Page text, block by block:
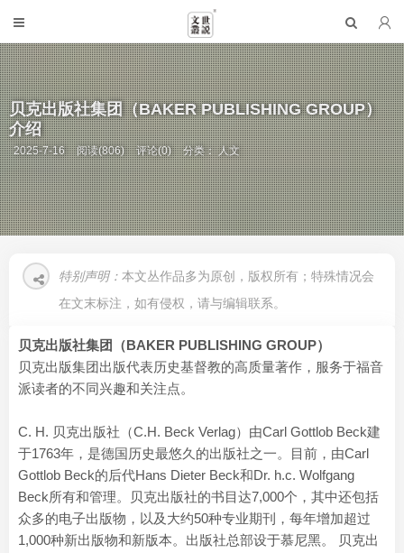
贝克出版社集团（BAKER PUBLISHING GROUP）
介绍
2025-7-16 阅读(806) 评论(0) 分类：人文
特别声明： 本文丛作品多为原创，版权所有；特殊情况会
在文末标注，如有侵权，请与编辑联系。
贝克出版社集团（BAKER PUBLISHING GROUP）
贝克出版集团出版代表历史基督教的高质量著作，服务于福音
派读者的不同兴趣和关注点。
C. H. 贝克出版社（C.H. Beck Verlag）由Carl Gottlob Beck建
于1763年，是德国历史最悠久的出版社之一。目前，由Carl
Gottlob Beck的后代Hans Dieter Beck和Dr. h.c. Wolfgang
Beck所有和管理。贝克出版社的书目达7,000个，其中还包括
众多的电子出版物，以及大约50种专业期刊，每年增加超过
1,000种新出版物和新版本。出版社总部设于慕尼黑。 贝克出